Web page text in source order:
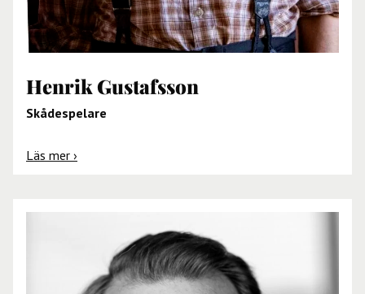
Henrik Gustafsson
Skådespelare
Läs mer ›